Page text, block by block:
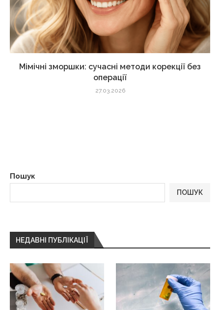
Мімічні зморшки: сучасні методи корекції без
операції
27.03.2026
Пошук
ПОШУК
НЕДАВНІ ПУБЛІКАЦІЇ